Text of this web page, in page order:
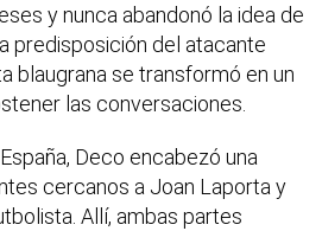
y nunca abandonó la idea de
predisposición del atacante
blaugrana se transformó en un
las conversaciones.
Deco encabezó una
cercanos a Joan Laporta y
Allí, ambas partes